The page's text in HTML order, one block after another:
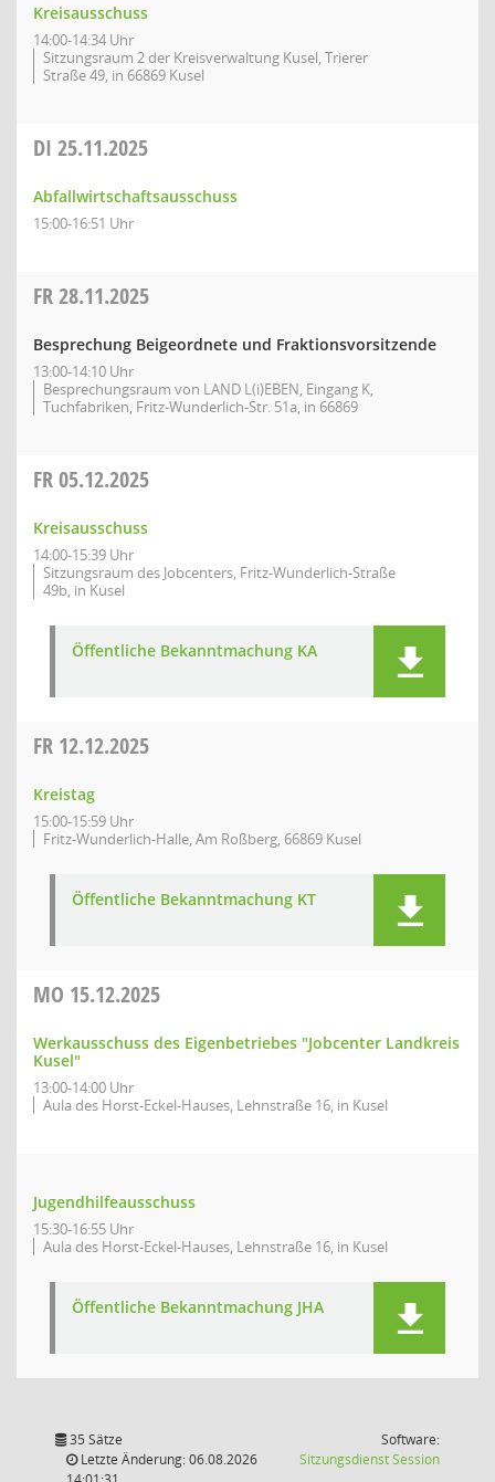
Kreisausschuss
14:00-14:34 Uhr
Sitzungsraum 2 der Kreisverwaltung Kusel, Trierer
Straße 49, in 66869 Kusel
DI 25.11.2025
Abfallwirtschaftsausschuss
15:00-16:51 Uhr
FR28.11.2025
Besprechung Beigeordnete und Fraktionsvorsitzende
13:00-14:10 Uhr
Besprechungsraum von LAND L(i)EBEN, Eingang K,
Tuchfabriken, Fritz-Wunderlich-Str. 51a, in 66869
FR05.12.2025
Kreisausschuss
14:00-15:39 Uhr
Sitzungsraum des Jobcenters, Fritz-Wunderlich-Straße
49b, in Kusel
Öffentliche Bekanntmachung KA
FR 12.12.2025
Kreistag
15:00-15:59 Uhr
Fritz-Wunderlich-Halle, Am Roßberg, 66869 Kusel
Öffentliche Bekanntmachung KT
MO 15.12.2025
Werkausschuss des Eigenbetriebes "Jobcenter Landkreis
Kusel"
13:00-14:00 Uhr
Aula des Horst-Eckel-Hauses, Lehnstraße 16, in Kusel
Jugendhilfeausschuss
15:30-16:55 Uhr
Aula des Horst-Eckel-Hauses, Lehnstraße 16, in Kusel
Öffentliche Bekanntmachung JHA
35 Sätze
Letzte Änderung: 06.08.2026
Software:
SitzungsdienstSession(Wird in